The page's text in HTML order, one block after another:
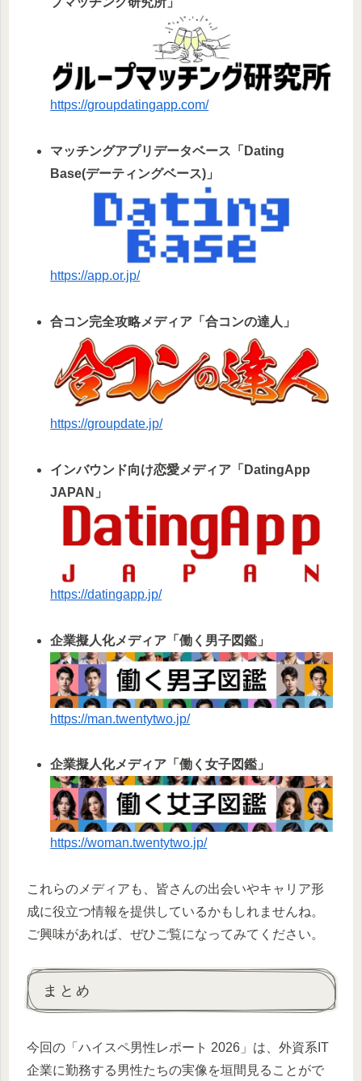
https://groupdatingapp.com/
マッチングアプリデータベース「Dating
Base(デーティングベース)」
https://app.or.jp/
合コン完全攻略メディア「合コンの達人」
https://groupdate.jp/
インバウンド向け恋愛メディア「DatingApp
JAPAN」
https://datingapp.jp/
企業擬人化メディア「働く男子図鑑」
https://man.twentytwo.jp/
企業擬人化メディア「働く女子図鑑」
https://woman.twentytwo.jp/
これらのメディアも、皆さんの出会いやキャリア形
成に役立つ情報を提供しているかもしれませんね。
ご興味があれば、ぜひご覧になってみてください。
まとめ
今回の「ハイスペ男性レポート 2026」は、外資系IT
企業に勤務する男性たちの実像を垣間見ることがで